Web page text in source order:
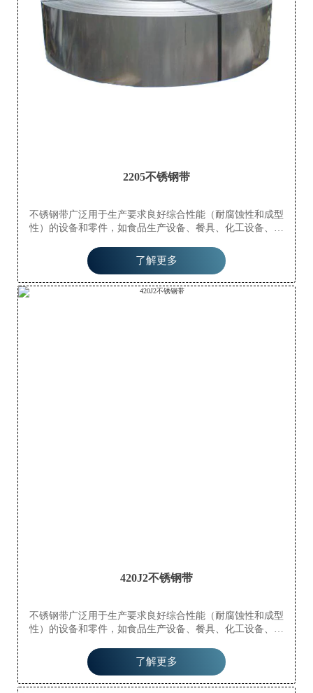
2205不锈钢带
不锈钢带广泛用于生产要求良好综合性能（耐腐蚀性和成型
性）的设备和零件，如食品生产设备、餐具、化工设备、核
械、纤维工业和船舶零件等。
了解更多
420J2不锈钢带
不锈钢带广泛用于生产要求良好综合性能（耐腐蚀性和成型
性）的设备和零件，如食品生产设备、餐具、化工设备、核
械、纤维工业和船舶零件等。
了解更多